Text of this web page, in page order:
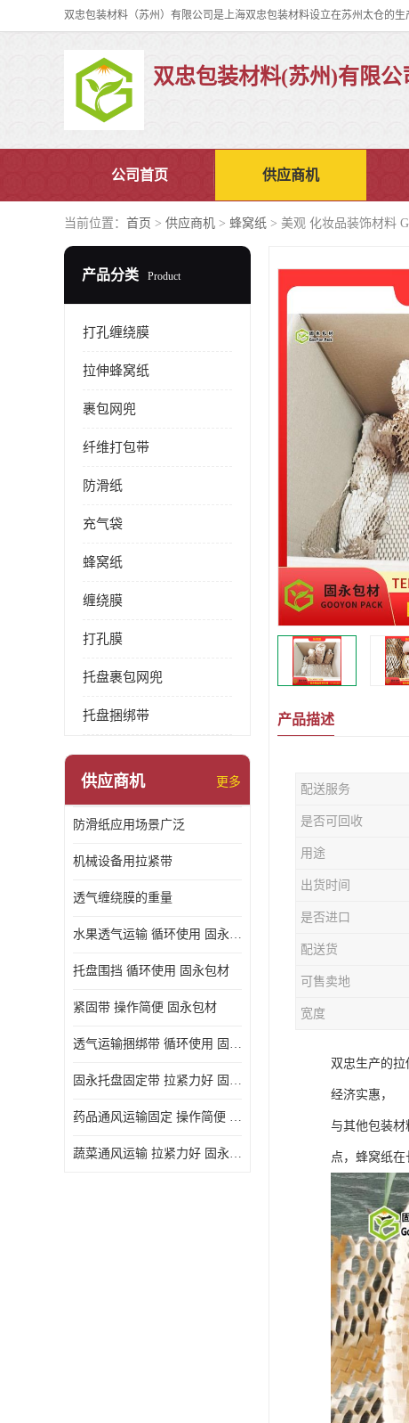
双忠包装材料(苏州)有限公
公司首页 供应商机
当前位置： 首页 > 供应商机 > 蜂窝纸 > 美观 化妆品装饰材料
产品分类 Product
打孔缠绕膜
拉伸蜂窝纸
裹包网兜
纤维打包带
防滑纸
充气袋
蜂窝纸
缠绕膜
打孔膜
托盘裹包网兜
托盘捆绑带
供应商机 更多
防滑纸应用场景广泛
机械设备用拉紧带
透气缠绕膜的重量
水果透气运输 循环使用 固永包材
托盘围挡 循环使用 固永包材
紧固带 操作简便 固永包材
透气运输捆绑带 循环使用 固永包材
固永托盘固定带 拉紧力好 固永包材
药品通风运输固定 操作简便 固永包材
蔬菜通风运输 拉紧力好 固永包材
产品描述
配送服务
是否可回收
用途
出货时间
是否进口
配送货
可售卖地
宽度
双忠生产的拉
经济实惠，
与其他包装
点，蜂窝纸